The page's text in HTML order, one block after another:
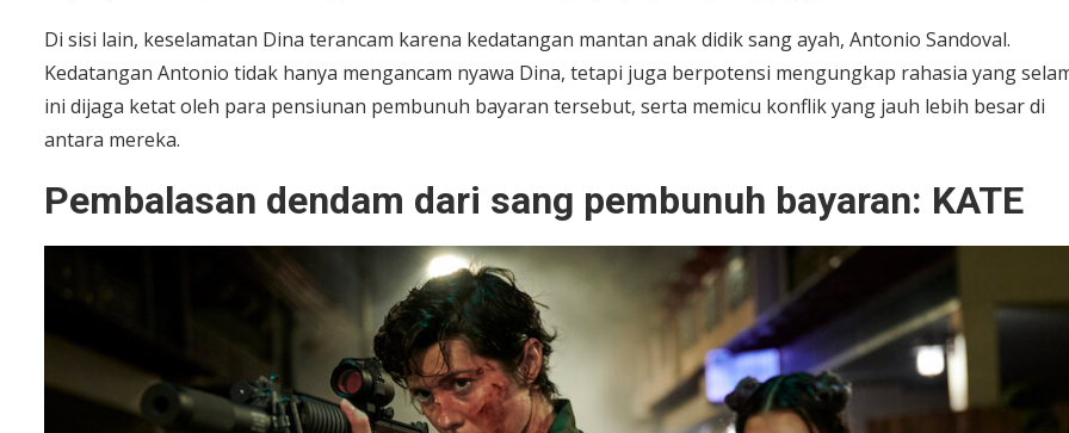
Di sisi lain, keselamatan Dina terancam karena kedatangan mantan anak didik sang ayah, Antonio Sandoval.
Kedatangan Antonio tidak hanya mengancam nyawa Dina, tetapi juga berpotensi mengungkap rahasia yang
ini dijaga ketat oleh para pensiunan pembunuh bayaran tersebut, serta memicu konflik yang jauh lebih besar di
antara mereka.
Pembalasan dendam dari sang pembunuh bayaran: KATE